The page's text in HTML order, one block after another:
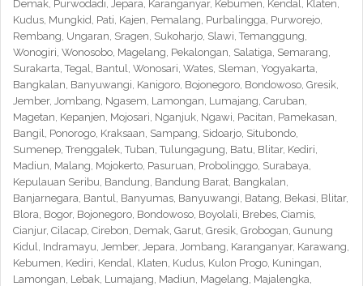
Demak, Purwodadi, Jepara, Karanganyar, Kebumen, Kendal, Klaten,
Kudus, Mungkid, Pati, Kajen, Pemalang, Purbalingga, Purworejo,
Rembang, Ungaran, Sragen, Sukoharjo, Slawi, Temanggung,
Wonogiri, Wonosobo, Magelang, Pekalongan, Salatiga, Semarang,
Surakarta, Tegal, Bantul, Wonosari, Wates, Sleman, Yogyakarta,
Bangkalan, Banyuwangi, Kanigoro, Bojonegoro, Bondowoso, Gresik,
Jember, Jombang, Ngasem, Lamongan, Lumajang, Caruban,
Magetan, Kepanjen, Mojosari, Nganjuk, Ngawi, Pacitan, Pamekasan,
Bangil, Ponorogo, Kraksaan, Sampang, Sidoarjo, Situbondo,
Sumenep, Trenggalek, Tuban, Tulungagung, Batu, Blitar, Kediri,
Madiun, Malang, Mojokerto, Pasuruan, Probolinggo, Surabaya,
Kepulauan Seribu, Bandung, Bandung Barat, Bangkalan,
Banjarnegara, Bantul, Banyumas, Banyuwangi, Batang, Bekasi, Blitar,
Blora, Bogor, Bojonegoro, Bondowoso, Boyolali, Brebes, Ciamis,
Cianjur, Cilacap, Cirebon, Demak, Garut, Gresik, Grobogan, Gunung
Kidul, Indramayu, Jember, Jepara, Jombang, Karanganyar, Karawang,
Kebumen, Kediri, Kendal, Klaten, Kudus, Kulon Progo, Kuningan,
Lamongan, Lebak, Lumajang, Madiun, Magelang, Majalengka,